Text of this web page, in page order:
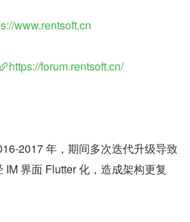
www.rentsoft.cn
https://forum.rentsoft.cn/
2017 年，期间多次迭代升级导致
IM 界面 Flutter 化，造成架构更复